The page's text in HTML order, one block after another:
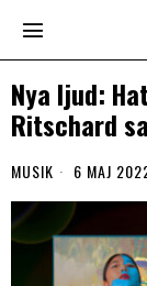
Nya ljud:
Ritschard
MUSIK 6 MAJ